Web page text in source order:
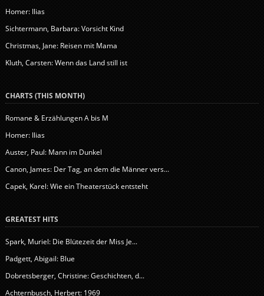
Homer: Ilias
Sichtermann, Barbara: Vorsicht Kind
Christmas, Jane: Reisen mit Mama
Kluth, Carsten: Wenn das Land still ist
CHARTS (THIS MONTH)
Romane & Erzählungen A bis M
Homer: Ilias
Auster, Paul: Mann im Dunkel
Canon, James: Der Tag, an dem die Männer vers...
Capek, Karel: Wie ein Theaterstück entsteht
GREATEST HITS
Spark, Muriel: Die Blütezeit der Miss Je...
Padgett, Abigail: Blue
Dobretsberger, Christine: Geschichten, d...
Achternbusch, Herbert: 1969